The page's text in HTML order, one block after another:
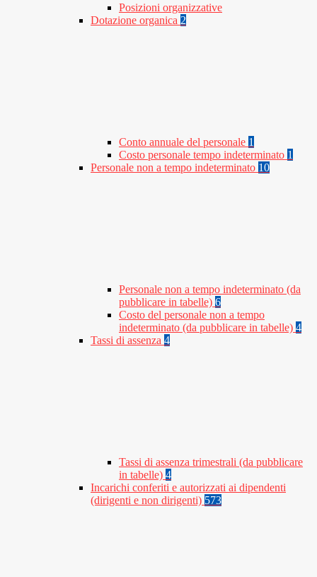
Posizioni organizzative
Dotazione organica 2
Conto annuale del personale 1
Costo personale tempo indeterminato 1
Personale non a tempo indeterminato 10
Personale non a tempo indeterminato (da
pubblicare in tabelle) 6
Costo del personale non a tempo
indeterminato (da pubblicare in tabelle) 4
Tassi di assenza 4
Tassi di assenza trimestrali (da pubblicare
in tabelle) 4
Incarichi conferiti e autorizzati ai dipendenti
(dirigenti e non dirigenti) 573